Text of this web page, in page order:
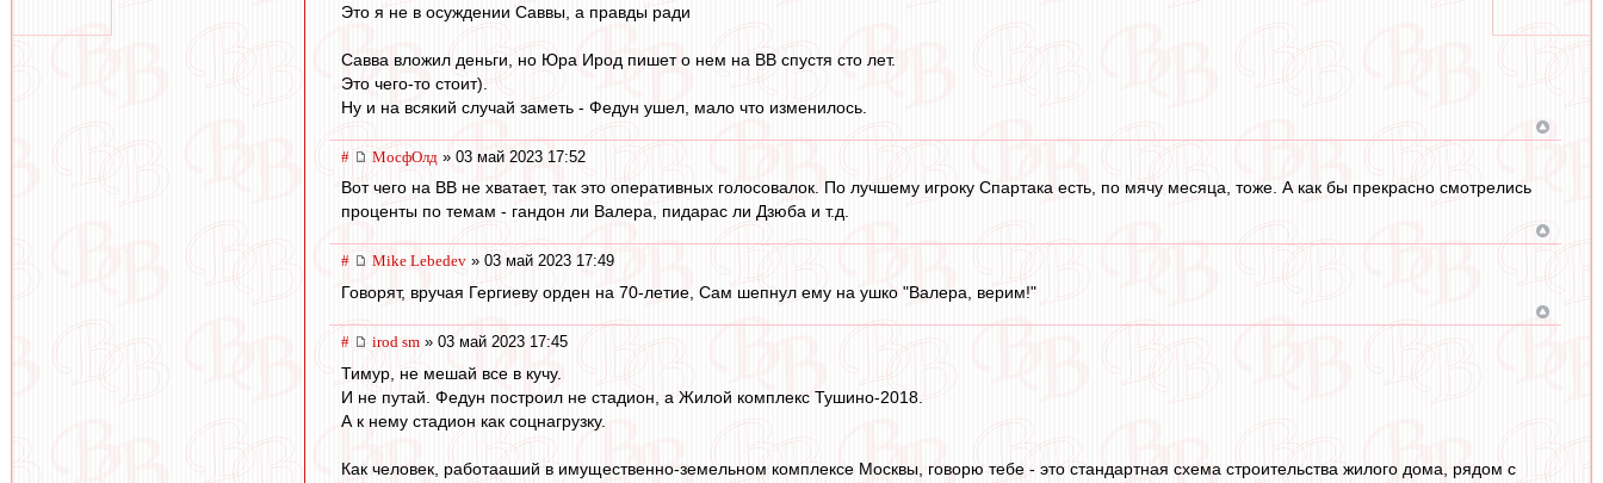
Это я не в осуждении Саввы, а правды ради
Савва вложил деньги, но Юра Ирод пишет о нем на ВВ спустя сто лет.
Это чего-то стоит).
Ну и на всякий случай заметь - Федун ушел, мало что изменилось.
# МосфОлд » 03 май 2023 17:52
Вот чего на ВВ не хватает, так это оперативных голосовалок. По лучшему игроку Спартака есть, по мячу месяца, тоже. А как бы прекрасно смотрелись
проценты по темам - гандон ли Валера, пидарас ли Дзюба и т.д.
# Mike Lebedev » 03 май 2023 17:49
Говорят, вручая Гергиеву орден на 70-летие, Сам шепнул ему на ушко "Валера, верим!"
# irod sm » 03 май 2023 17:45
Тимур, не мешай все в кучу.
И не путай. Федун построил не стадион, а Жилой комплекс Тушино-2018.
А к нему стадион как соцнагрузку.
Как человек, работааший в имущественно-земельном комплексе Москвы, говорю тебе - это стандартная схема строительства жилого дома, рядом с